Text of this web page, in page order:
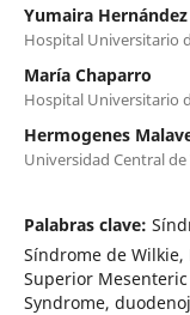
Yumaira Hernández
Hospital Universitario
María Chaparro
Hospital Universitario
Hermogenes
Universidad Central de
Palabras clave:
Síndrome de Wilkie,
Superior Mesenteric
Syndrome,